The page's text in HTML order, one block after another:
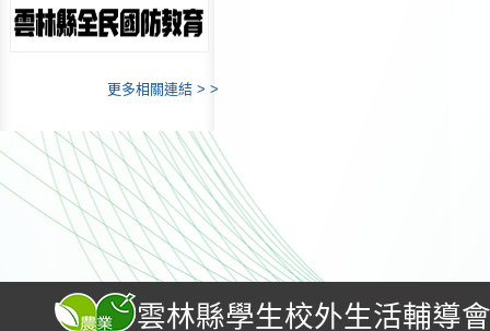
更多相關連結 > >
雲林縣學生校外生活輔導會